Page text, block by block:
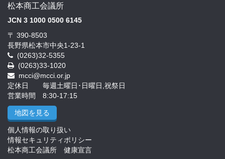
松本商工会議所
JCN 3 1000 0500 6145
〒 390-8503
長野県松本市中央1-23-1
(0263)32-5355
(0263)33-1020
mcci@mcci.or.jp
定休日 毎週土曜日･日曜日,祝祭日
営業時間 8:30-17:15
地図を見る
個人情報の取り扱い
情報セキュリティポリシー
松本商工会議所 健康宣言